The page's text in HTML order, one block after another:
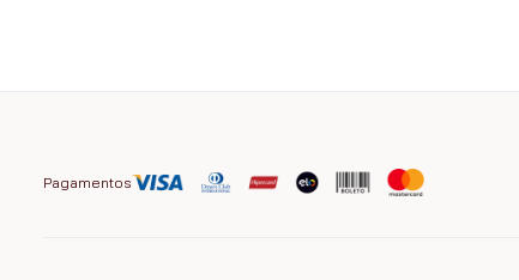
Pagamentos